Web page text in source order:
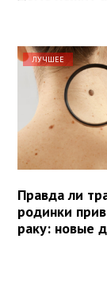
ЛУЧШЕЕ
Правда ли
родинки
раку: новые